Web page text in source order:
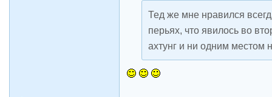
Тед же мне нравился
перьях, что явилось во
ахтунг и ни одним местом